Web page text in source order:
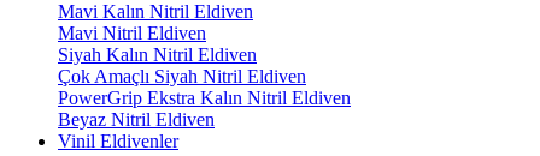
Mavi Kalın Nitril Eldiven
Mavi Nitril Eldiven
Siyah Kalın Nitril Eldiven
Çok Amaçlı Siyah Nitril Eldiven
PowerGrip Ekstra Kalın Nitril Eldiven
Beyaz Nitril Eldiven
Vinil Eldivenler